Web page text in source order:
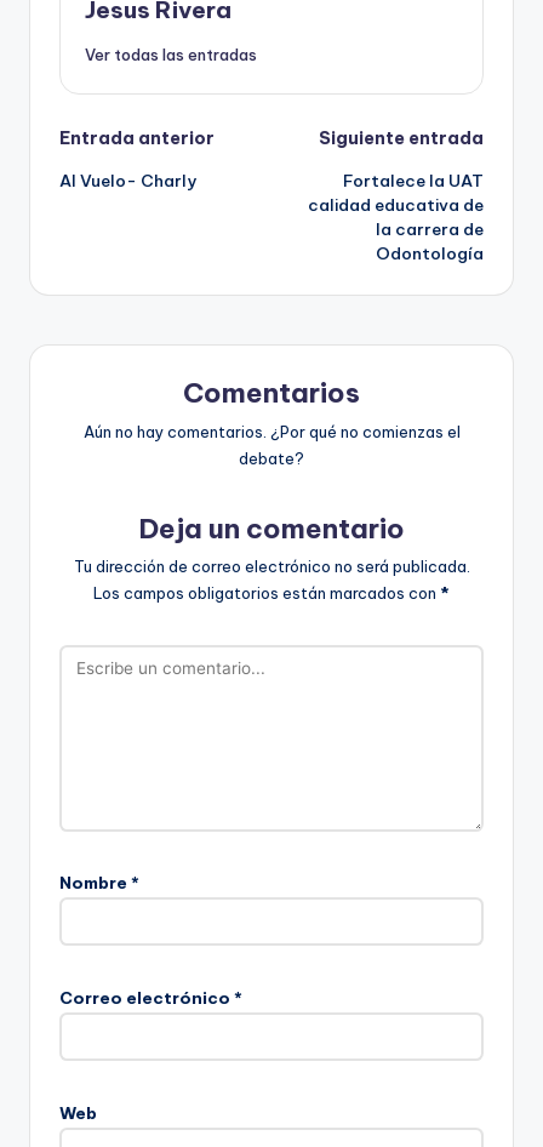
Jesus Rivera
Ver todas las entradas
Navegación
de
Entrada anterior
Al Vuelo- Charly
Siguiente entrada
Fortalece la UAT
calidad educativa de
la carrera de
Odontología
Comentarios
Aún no hay comentarios. ¿Por qué no comienzas el
debate?
Deja un comentario
Tu dirección de correo electrónico no será publicada.
Los campos obligatorios están marcados con *
Nombre *
Correo electrónico *
Web